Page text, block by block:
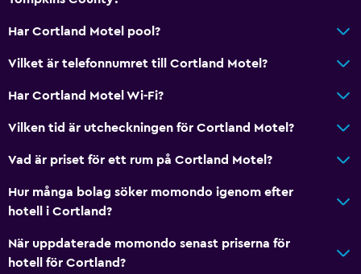
Har Cortland Motel pool?
Vilket är telefonnumret till Cortland Motel?
Har Cortland Motel Wi-Fi?
Vilken tid är utcheckningen för Cortland Motel?
Vad är priset för ett rum på Cortland Motel?
Hur många bolag söker momondo igenom efter
hotell i Cortland?
När uppdaterade momondo senast priserna för
hotell för Cortland?